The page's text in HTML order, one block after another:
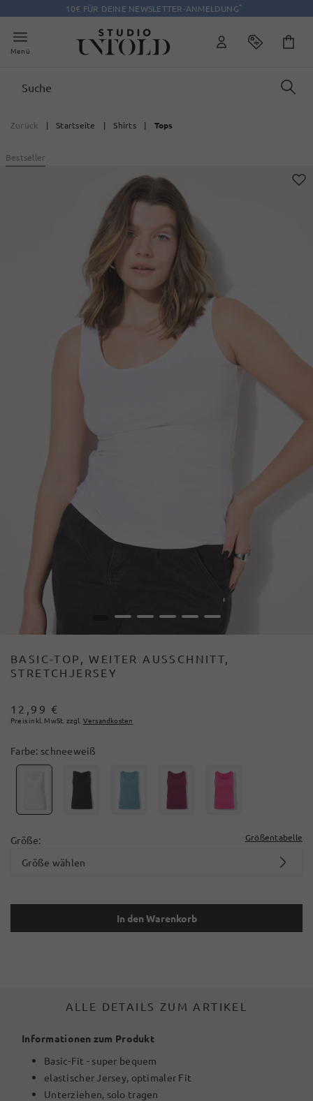
10€ FÜR DEINE NEWSLETTER-ANMELDUNG*
Menü
Zurück | Startseite | Shirts | Tops
Bestseller
2 3 4 5 6
BASIC-TOP, WEITER AUSSCHNITT,
STRETCHJERSEY
12,99 €
Preis inkl. MwSt. zzgl. Versandkosten
Farbe: schneeweiß
Größe: Größentabelle
Größe wählen
In den Warenkorb
ALLE DETAILS ZUM ARTIKEL
Informationen zum Produkt
Basic-Fit - super bequem
elastischer Jersey, optimaler Fit
Unterziehen, solo tragen